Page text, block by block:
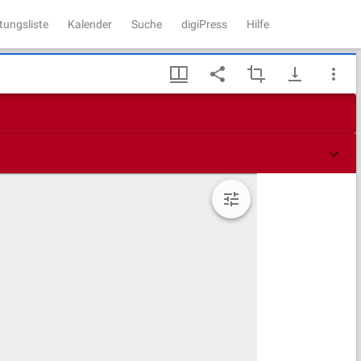
Kalender Suche digiPress Hilfe